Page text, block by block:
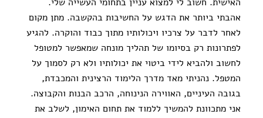
אהבתי ביותר את הדגש על החשיבות בהקשבה. מתן מקום
לאחר לדבר על צרכיו ויכולותיו מתוך כבוד והוקרה. להגיע
לפתרונות רק בסיומו של תהליך מונחה שמאפשר למטופל
לחשוב ולהביא לידי ביטוי את יכולותיו ולא רק לסמוך על
המטפל. נהניתי מאד מדרך הלימוד הרצינית והמכבדת,
בגובה העיניים, האווירה הנינוחה, הרכב הבנות והקבוצה.
אני מתכוונת להמשיך ללמוד את תחום האימון, לשלב את